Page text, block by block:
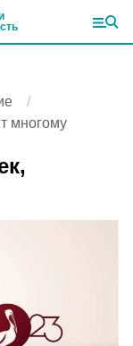
многому